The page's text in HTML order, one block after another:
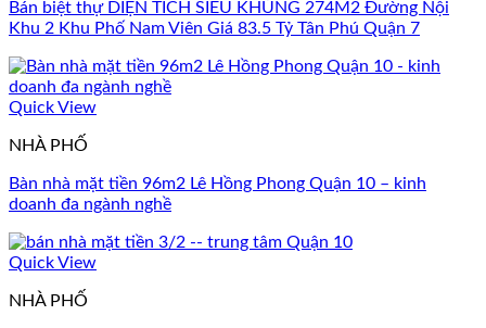
Bán biệt thự DIỆN TÍCH SIÊU KHỦNG 274M2 Đường Nội
Khu 2 Khu Phố Nam Viên Giá 83.5 Tỷ Tân Phú Quận 7
Quick View
NHÀ PHỐ
Bàn nhà mặt tiền 96m2 Lê Hồng Phong Quận 10 – kinh
doanh đa ngành nghề
Quick View
NHÀ PHỐ